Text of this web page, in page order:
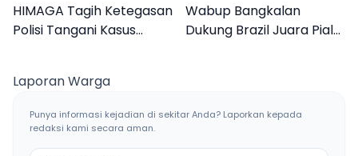
HIMAGA Tagih Ketegasan
Polisi Tangani Kasus
Wabup Bangkalan
Dukung Brazil Juara Piala
Laporan Warga
Punya informasi kejadian di sekitar Anda? Laporkan kepada
redaksi kami secara aman.